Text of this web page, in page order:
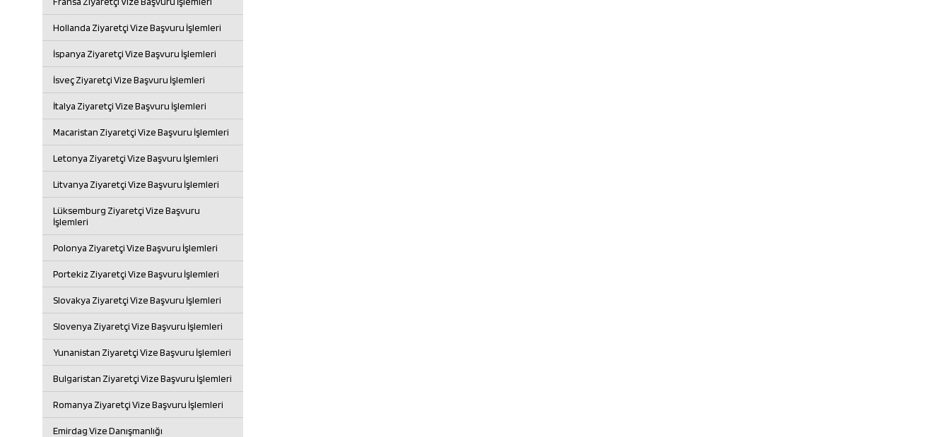
Hollanda Ziyaretçi Vize Başvuru İşlemleri
İspanya Ziyaretçi Vize Başvuru İşlemleri
İsveç Ziyaretçi Vize Başvuru İşlemleri
İtalya Ziyaretçi Vize Başvuru İşlemleri
Macaristan Ziyaretçi Vize Başvuru İşlemleri
Letonya Ziyaretçi Vize Başvuru İşlemleri
Litvanya Ziyaretçi Vize Başvuru İşlemleri
Lüksemburg Ziyaretçi Vize Başvuru
İşlemleri
Polonya Ziyaretçi Vize Başvuru İşlemleri
Portekiz Ziyaretçi Vize Başvuru İşlemleri
Slovakya Ziyaretçi Vize Başvuru İşlemleri
Slovenya Ziyaretçi Vize Başvuru İşlemleri
Yunanistan Ziyaretçi Vize Başvuru İşlemleri
Bulgaristan Ziyaretçi Vize Başvuru İşlemleri
Romanya Ziyaretçi Vize Başvuru İşlemleri
Emirdag Vize Danışmanlığı